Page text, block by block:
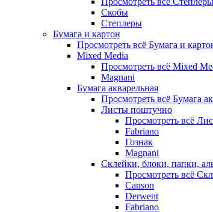
Скобы
Степлеры
Бумага и картон
Просмотреть всё Бумага и
Mixed Media
Просмотреть всё Mixed
Magnani
Бумага акварельная
Просмотреть всё Бумага
Листы поштучно
Просмотреть всё
Fabriano
Гознак
Magnani
Склейки, блоки, папки,
Просмотреть всё
Canson
Derwent
Fabriano